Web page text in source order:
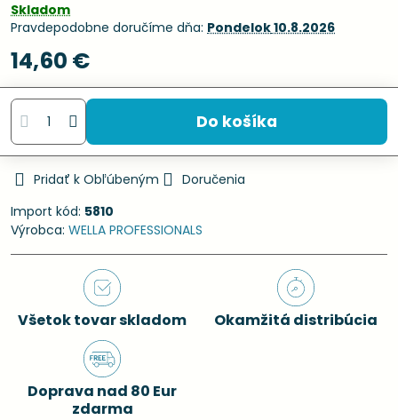
Skladom
Pravdepodobne doručíme dňa: Pondelok10.8.2026
14,60 €
Do košíka
Pridať k Obľúbeným
Doručenia
Import kód: 5810
Výrobca: WELLA PROFESSIONALS
Všetok tovar skladom Okamžitá distribúcia
Doprava nad 80 Eur
zdarma